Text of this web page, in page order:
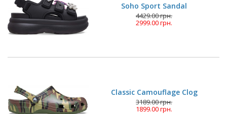
Soho Sport Sandal
4429.00 грн.
2999.00 грн.
Classic Camouflage Clog
3189.00 грн.
1899.00 грн.